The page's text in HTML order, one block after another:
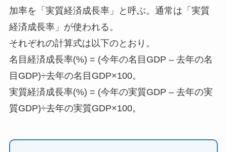
加率を「実質経済成長率」と呼ぶ。通常は「実質
経済成長率」が使われる。
それぞれの計算式は以下のとおり。
名目経済成長率(%) = (今年の名目GDP – 去年の名
目GDP)÷去年の名目GDP×100。
実質経済成長率(%) = (今年の実質GDP – 去年の実
質GDP)÷去年の実質GDP×100。